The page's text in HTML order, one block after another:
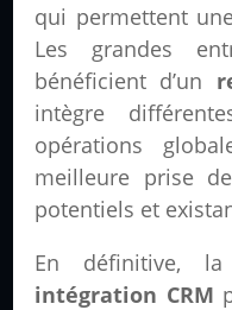
qui permettent
Les grandes
bénéficient d’un
intègre
opérations
meilleure prise
potentiels et
En définitive,
intégration CRM